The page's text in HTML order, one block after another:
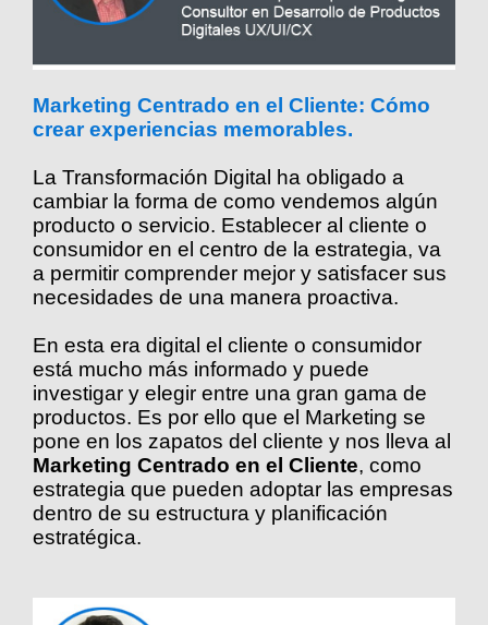
Marketing Centrado en el Cliente: Cómo
crear experiencias memorables.
La Transformación Digital ha obligado a
cambiar la forma de como vendemos algún
producto o servicio. Establecer al cliente o
consumidor en el centro de la estrategia, va
a permitir comprender mejor y satisfacer sus
necesidades de una manera proactiva.
En esta era digital el cliente o consumidor
está mucho más informado y puede
investigar y elegir entre una gran gama de
productos. Es por ello que el Marketing se
pone en los zapatos del cliente y nos lleva al
Marketing Centrado en el Cliente, como
estrategia que pueden adoptar las empresas
dentro de su estructura y planificación
estratégica.